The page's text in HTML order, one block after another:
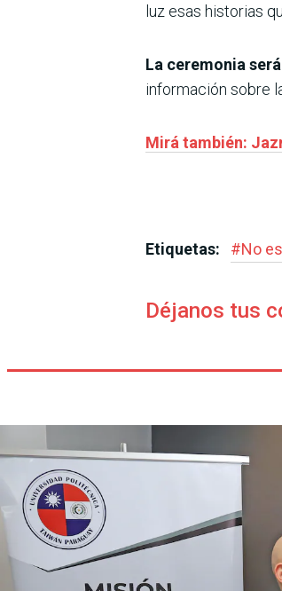
luz esas historias
La ceremonia
información sobre
Mirá también:
Etiquetas: #No
Déjanos tus